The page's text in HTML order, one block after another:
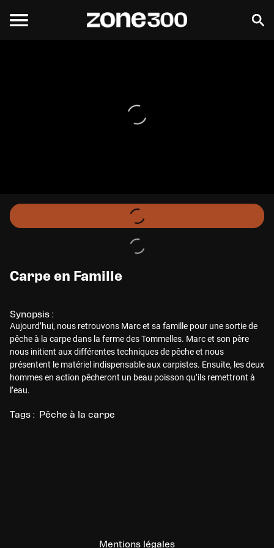
Carpe en Famille
Synopsis :
Aujourd’hui, nous retrouvons Marc et sa famille pour une sortie de
pêche à la carpe dans la ferme des Tommelles. Marc et son père
nous initient aux différentes techniques de pêche et nous
présentent le matériel indispensable aux carpistes. Ensuite, les deux
hommes en action pêcheront un beau poisson qu’ils remettront à
l’eau.
Tags : Pêche à la carpe
Mentions légales